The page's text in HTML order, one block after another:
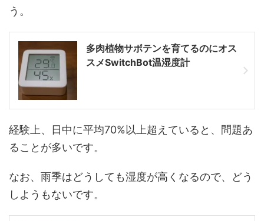
う。
多肉植物サボテンを育てるのにオス
スメSwitchBot温湿度計
経験上、日中に平均70%以上超えていると、問題あ
ることが多いです。
なお、雨季はどうしても湿度が高くなるので、どう
しようもないです。